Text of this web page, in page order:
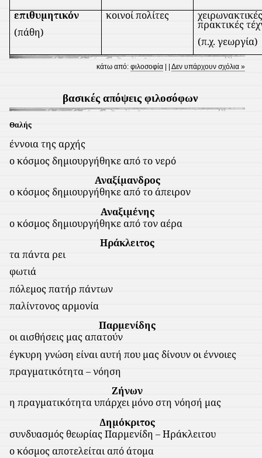
επιθυμητικόν
(πάθη)
κοινοί πολίτες
πρακτικές
(π.χ. γεωργία)
κάτω από:φιλοσοφία | |Δεν υπάρχουν σχόλια »
βασικές απόψεις φιλοσόφων
Θαλής
έννοια της αρχής
ο κόσμος δημιουργήθηκε από το νερό
Αναξίμανδρος
ο κόσμος δημιουργήθηκε από το άπειρον
Αναξιμένης
ο κόσμος δημιουργήθηκε από τον αέρα
Ηράκλειτος
τα πάντα ρει
φωτιά
πόλεμος πατήρ πάντων
παλίντονος αρμονία
Παρμενίδης
οι αισθήσεις μας απατούν
έγκυρη γνώση είναι αυτή που μας δίνουν οι έννοιες
πραγματικότητα – νόηση
Ζήνων
η πραγματικότητα υπάρχει μόνο στη νόησή μας
Δημόκριτος
συνδυασμός θεωρίας Παρμενίδη – Ηράκλειτου
ο κόσμος αποτελείται από άτομα